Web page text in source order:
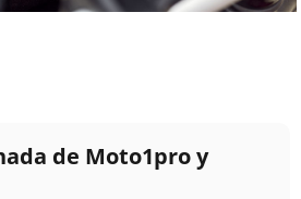
de Moto1pro y